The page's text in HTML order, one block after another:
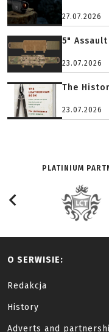
27.07.2026
5"
23.07.2026
The
23.07.2026
PLATINIUM
O SERWISIE:
Redakcja
History
Adverts and